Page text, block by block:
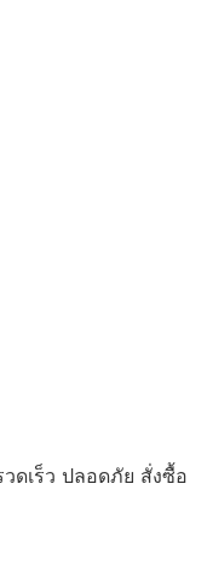
ดเร็ว ปลอดภัย สั่งซื้อ